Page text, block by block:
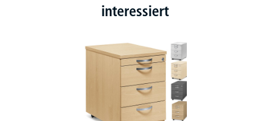
interessiert